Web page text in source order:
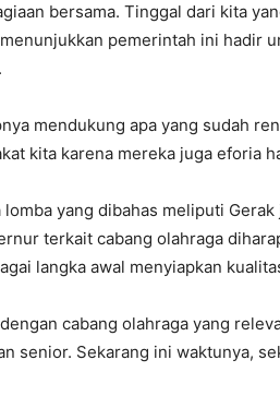
bersama. Tinggal dari kita
pemerintah ini hadir
mendukung apa yang sudah
kita karena mereka juga eforia
lomba yang dibahas meliputi
terkait cabang olahraga
langka awal menyiapkan
cabang olahraga yang
senior. Sekarang ini waktunya,